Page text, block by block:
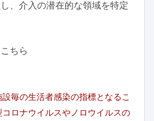
、介入の潜在的な領域を特定
ちら
毎の生活者感染の指標となるこ
ロナウイルスやノロウイルスの